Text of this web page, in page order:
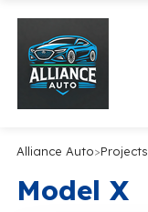
Alliance Auto>Projects
Model X